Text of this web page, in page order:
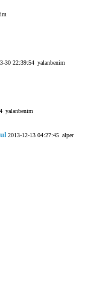
30 22:39:54 yalanbenim
yalanbenim
2013-12-13 04:27:45 alper